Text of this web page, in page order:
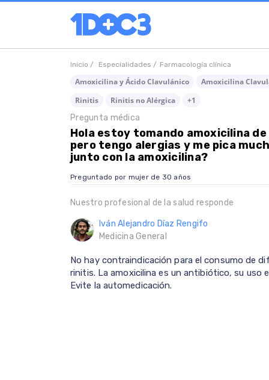
Inicio / Especialidades / Farmacología clínica
Amoxicilina y Ácido Clavulánico Amoxicilina
Rinitis
Rinitis no Alérgica
+1
Pregunta médica
Hola estoy tomando amoxicilina
pero tengo alergias y me pica
junto con la amoxicilina?
Preguntado por mujer de 30 años
Nuestro profesional de la salud responde
Iván Alejandro Díaz Rengifo
Medicina General
No hay contraindicación para el consumo de
rinitis. La amoxicilina es un antibiótico, su uso
Evite la automedicación.